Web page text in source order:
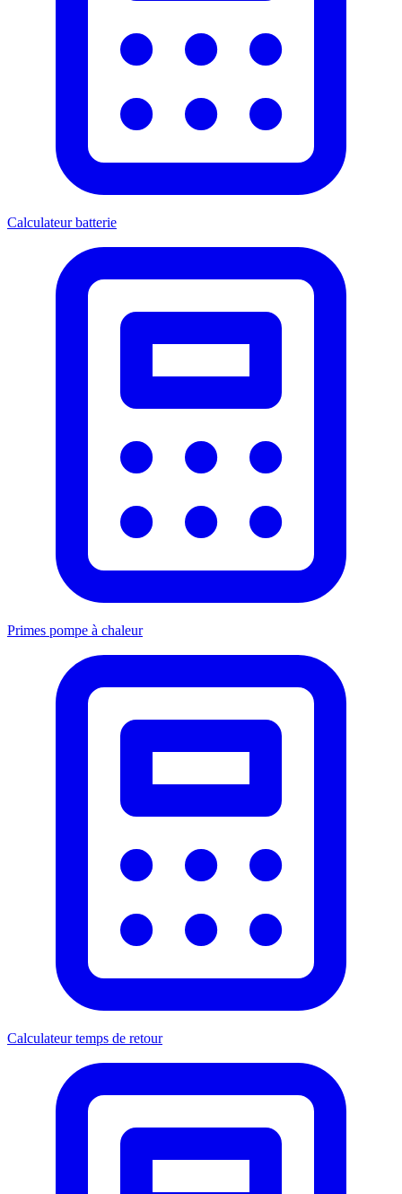
Calculateur batterie
Primes pompe à chaleur
Calculateur temps de retour